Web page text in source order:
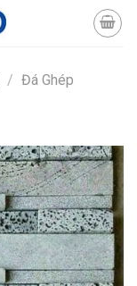
/ Đá Ghép